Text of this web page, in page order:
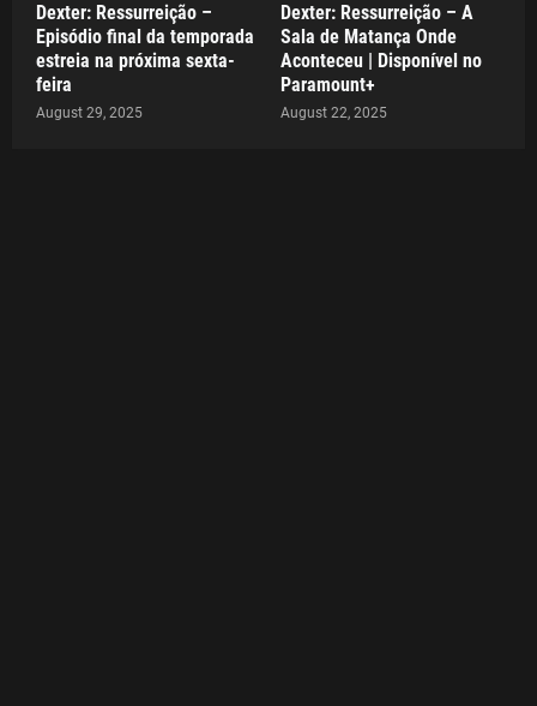
Dexter: Ressurreição –
Episódio final da temporada
estreia na próxima sexta-
feira
August 29, 2025
Dexter: Ressurreição – A
Sala de Matança Onde
Aconteceu | Disponível no
Paramount+
August 22, 2025